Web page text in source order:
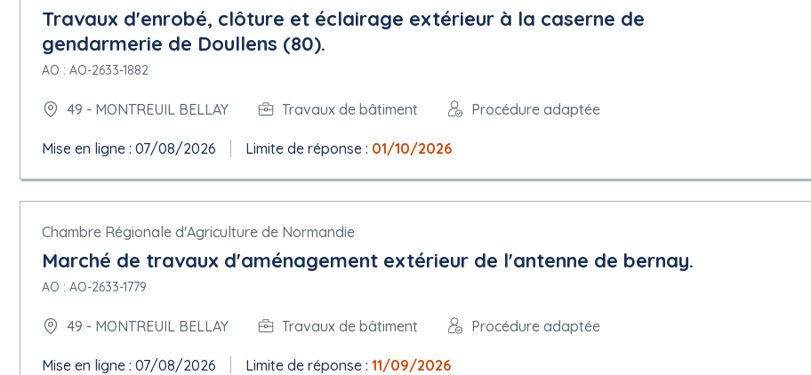
Travaux d'enrobé, clôture et éclairage extérieur à la caserne de
gendarmerie de Doullens (80).
AO : AO-2633-1882
49 - MONTREUIL BELLAY Travaux de bâtiment Procédure adaptée
Mise en ligne : 07/08/2026 Limite de réponse : 01/10/2026
Chambre Régionale d'Agriculture de Normandie
Marché de travaux d'aménagement extérieur de l'antenne de bernay.
AO : AO-2633-1779
49 - MONTREUIL BELLAY Travaux de bâtiment Procédure adaptée
Mise en ligne : 07/08/2026 Limite de réponse : 11/09/2026